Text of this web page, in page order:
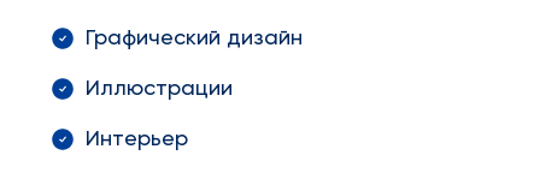
Графический дизайн
Иллюстрации
Интерьер